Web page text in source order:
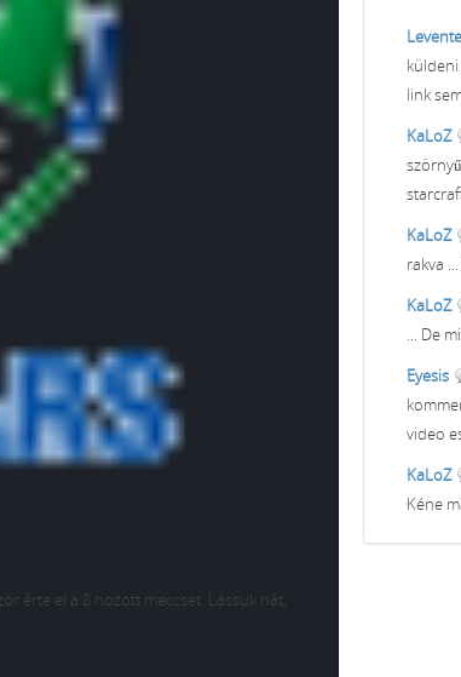
érte el a 8 hozott meccset. Lássuk hát,
küldeni
link
KaLoZ
KaLoZ
rakva
KaLoZ
... De
Eyesis
video
KaLoZ
Kéne